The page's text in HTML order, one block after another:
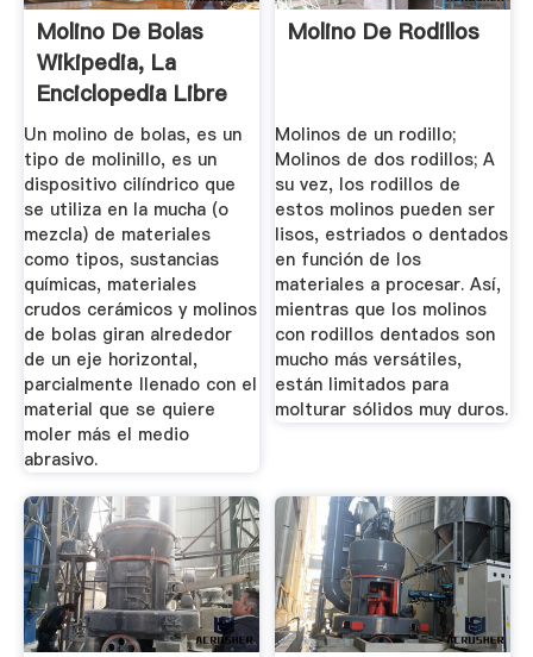
Molino De Bolas
Wikipedia, La
Enciclopedia Libre
Un molino de bolas, es un
tipo de molinillo, es un
dispositivo cilíndrico que
se utiliza en la mucha (o
mezcla) de materiales
como tipos, sustancias
químicas, materiales
crudos cerámicos y molinos
de bolas giran alrededor
de un eje horizontal,
parcialmente llenado con el
material que se quiere
moler más el medio
abrasivo.
Molino De Rodillos
Molinos de un rodillo;
Molinos de dos rodillos; A
su vez, los rodillos de
estos molinos pueden ser
lisos, estriados o dentados
en función de los
materiales a procesar. Así,
mientras que los molinos
con rodillos dentados son
mucho más versátiles,
están limitados para
molturar sólidos muy duros.